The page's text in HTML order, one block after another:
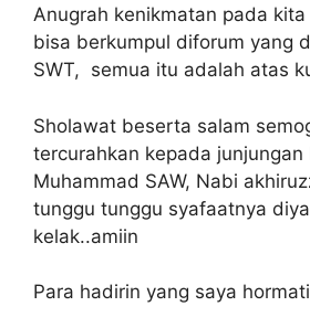
Anugrah kenikmatan pada
bisa berkumpul diforum yang
SWT, semua itu adalah atas
Sholawat beserta salam
tercurahkan kepada junjungan
Muhammad SAW, Nabi
tunggu tunggu syafaatnya
kelak..amiin
Para hadirin yang saya